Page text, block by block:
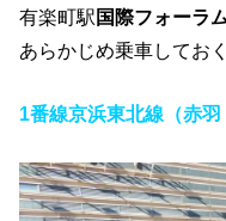
有楽町駅 国際フォーラ
あらかじめ乗車してお
1番線京浜東北線（赤羽